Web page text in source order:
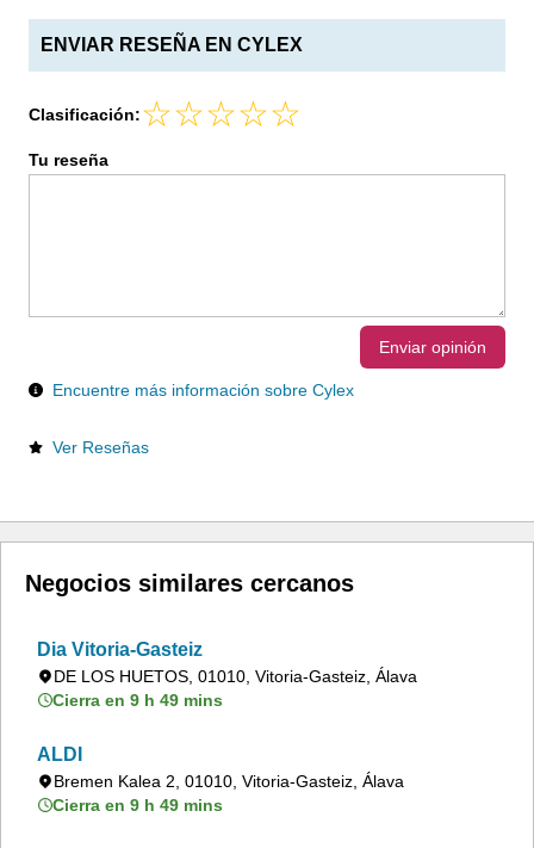
ENVIAR RESEÑA EN CYLEX
Clasificación:
Tu reseña
Enviar opinión
Encuentre más información sobre Cylex
Ver Reseñas
Negocios similares cercanos
Dia Vitoria-Gasteiz
DE LOS HUETOS, 01010, Vitoria-Gasteiz, Álava
Cierra en 9 h 49 mins
ALDI
Bremen Kalea 2, 01010, Vitoria-Gasteiz, Álava
Cierra en 9 h 49 mins